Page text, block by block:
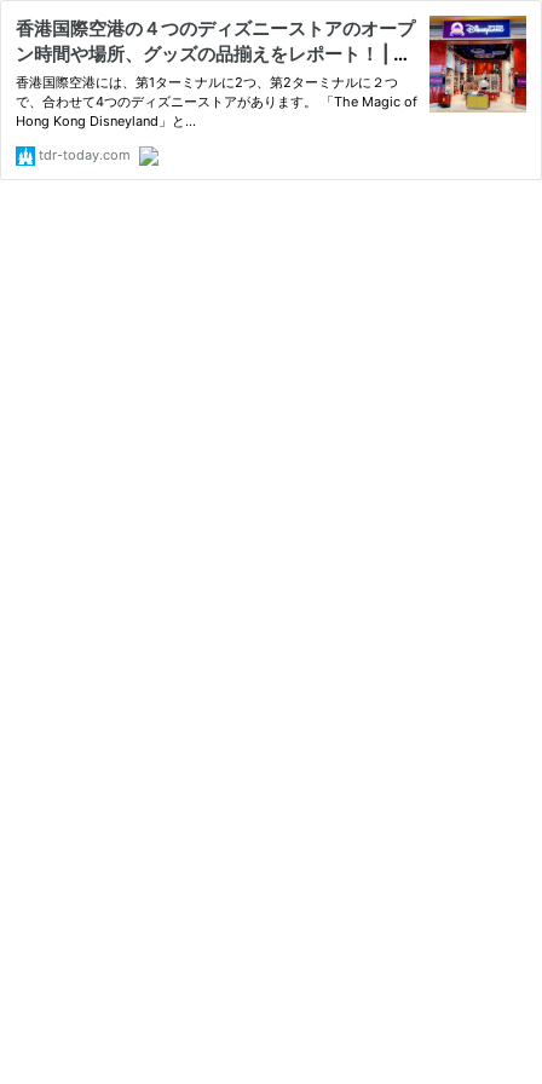
香港国際空港の４つのディズニーストアのオープ
ン時間や場所、グッズの品揃えをレポート！ | 本
日のディズニー
香港国際空港には、第1ターミナルに2つ、第2ターミナルに２つ
で、合わせて4つのディズニーストアがあります。 「The Magic of
Hong Kong Disneyland」と...
tdr-today.com